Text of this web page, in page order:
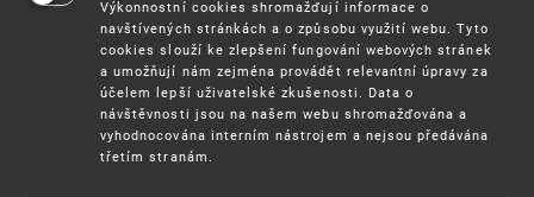
zveřejňovat.
Všechny akce jsou volně přístupné, účast na nich
není nijak zpoplatněna.
K přihlášení na jednotlivé akce použijte náš
registrační systém, který je dostupný na adrese
Výkonnostní cookies shromažďují informace o
navštívených stránkách a o způsobu využití webu. Tyto
cookies slouží ke zlepšení fungování webových stránek
a umožňují nám zejména provádět relevantní úpravy za
účelem lepší uživatelské zkušenosti. Data o
návštěvnosti jsou na našem webu shromažďována a
vyhodnocována interním nástrojem a nejsou předávána
třetím stranám.